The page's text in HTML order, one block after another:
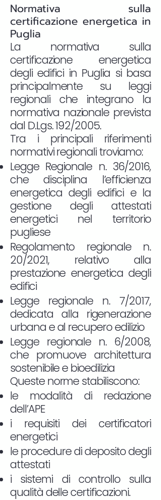
Normativa sulla
certificazione energetica in
Puglia
La normativa sulla
certificazione energetica
degli edifici in Puglia si basa
principalmente su leggi
regionali che integrano la
normativa nazionale prevista
dal D.Lgs. 192/2005.
Tra i principali riferimenti
normativi regionali troviamo:
Legge Regionale n. 36/2016,
che disciplina l’efficienza
energetica degli edifici e la
gestione degli attestati
energetici nel territorio
pugliese
Regolamento regionale n.
20/2021, relativo alla
prestazione energetica degli
edifici
Legge regionale n. 7/2017,
dedicata alla rigenerazione
urbana e al recupero edilizio
Legge regionale n. 6/2008,
che promuove architettura
sostenibile e bioedilizia
Queste norme stabiliscono:
le modalità di redazione
dell’APE
i requisiti dei certificatori
energetici
le procedure di deposito degli
attestati
i sistemi di controllo sulla
qualità delle certificazioni.